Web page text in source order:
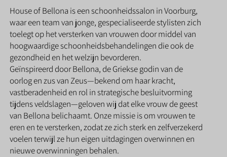
House of Bellona is een schoonheidssalon in Voorburg,
waar een team van jonge, gespecialiseerde stylisten zich
toelegt op het versterken van vrouwen door middel van
hoogwaardige schoonheidsbehandelingen die ook de
gezondheid en het welzijn bevorderen.
Geïnspireerd door Bellona, de Griekse godin van de
oorlog en zus van Zeus—bekend om haar kracht,
vastberadenheid en rol in strategische besluitvorming
tijdens veldslagen—geloven wij dat elke vrouw de geest
van Bellona belichaamt. Onze missie is om vrouwen te
eren en te versterken, zodat ze zich sterk en zelfverzekerd
voelen terwijl ze hun eigen uitdagingen overwinnen en
nieuwe overwinningen behalen.